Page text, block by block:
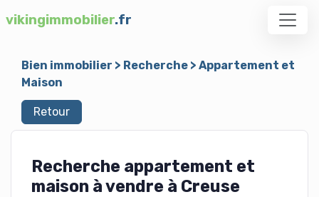
vikingimmobilier.fr
Bien immobilier > Recherche> Appartement et
Maison
Retour
Recherche appartement et
maison à vendre à Creuse